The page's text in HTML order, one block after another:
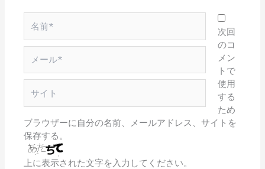
前
*
ー
ル
次回
のコ
メン
トで
使用
する
ため
ブラウザーに自分の名前、メールアドレス、サイトを
保存する。
上に表示された文字を入力してください。